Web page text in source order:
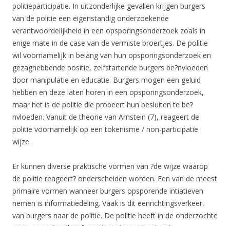
politieparticipatie. In uitzonderlijke gevallen krijgen burgers
van de politie een eigenstandig onderzoekende
verantwoordelijkheid in een opsporingsonderzoek zoals in
enige mate in de case van de vermiste broertjes. De politie
wil voornamelijk in belang van hun opsporingsonderzoek en
gezaghebbende positie, zelfstartende burgers be?nvloeden
door manipulatie en educatie. Burgers mogen een geluid
hebben en deze laten horen in een opsporingsonderzoek,
maar het is de politie die probeert hun besluiten te be?
nvloeden. Vanuit de theorie van Arnstein (7), reageert de
politie voornamelijk op een tokenisme / non-participatie
wijze.
Er kunnen diverse praktische vormen van ?de wijze waarop
de politie reageert? onderscheiden worden. Een van de meest
primaire vormen wanneer burgers opsporende intiatieven
nemen is informatiedeling. Vaak is dit eenrichtingsverkeer,
van burgers naar de politie. De politie heeft in de onderzochte